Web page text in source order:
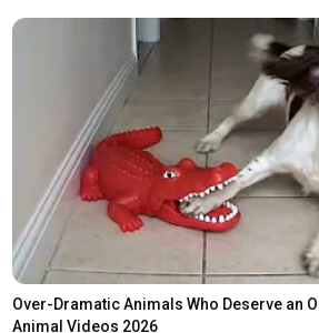
Over-Dramatic Animals Who Deserve an
Animal Videos 2026